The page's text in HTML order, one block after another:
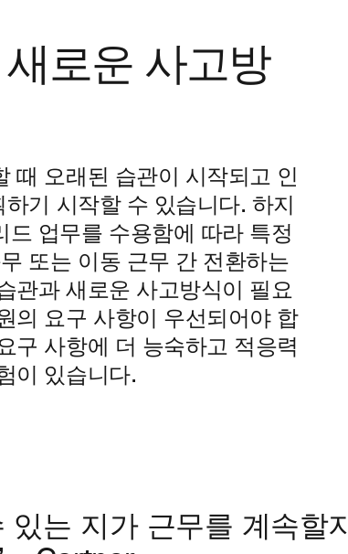
로운 사고방
때 오래된 습관이 시작되고 인
기 시작할 수 있습니다. 하지
드 업무를 수용함에 따라 특정
또는 이동 근무 간 전환하는
관과 새로운 사고방식이 필요
의 요구 사항이 우선되어야 합
구 사항에 더 능숙하고 적응력
이 있습니다.
는 지가 근무를 계속할지